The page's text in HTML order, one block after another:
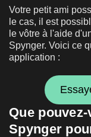
Votre petit ami
le cas, il est
le vôtre à l'aide
Spynger. Voici ce
application :
Que
Spynger